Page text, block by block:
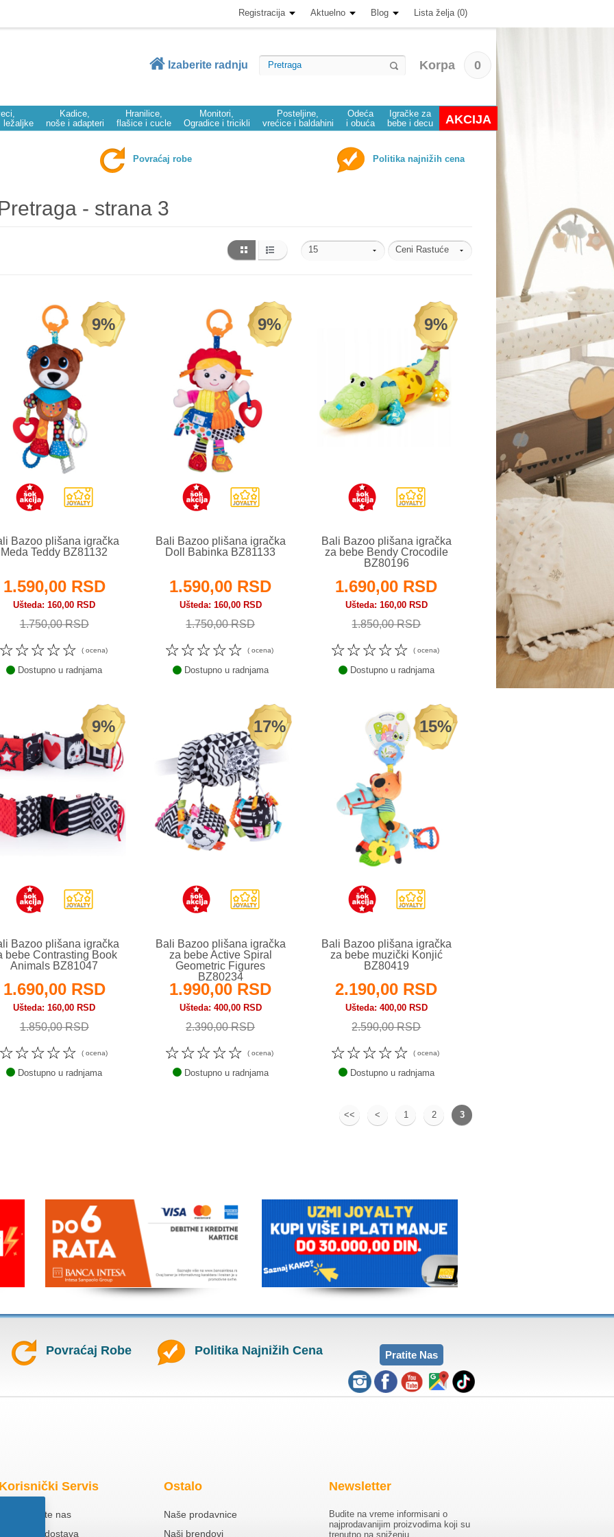
Registracija Aktuelno Blog Lista želja (0)
Izaberite radnju Korpa 0
ležaljke
Kadice,
noše i adapteri
Hranilice,
flašice i cucle
Monitori,
Ogradice i tricikli
Posteljine,
vrećice i baldahini
Odeća
i obuća
Igračke za
bebe i decu
AKCIJA
Povraćaj robe Politika najnižih cena
- strana 3
9%
Bazoo plišana igračka
Meda Teddy BZ81132
1.590,00 RSD
Ušteda 160,00 RSD
1.750,00 RSD
☆
☆
☆
☆ ( ocena)
Dostupno u radnjama
9%
Bali Bazoo plišana igračka
Doll Babinka BZ81133
1.590,00 RSD
Ušteda 160,00 RSD
1.750,00 RSD
☆
☆
☆
☆
☆ ( ocena)
Dostupno u radnjama
9%
Bali Bazoo plišana igračka
za bebe Bendy Crocodile
BZ80196
1.690,00 RSD
Ušteda 160,00 RSD
1.850,00 RSD
☆
☆
☆
☆
☆ ( ocena)
Dostupno u radnjama
9%
Bazoo plišana igračka
bebe Contrasting Book
Animals BZ81047
1.690,00 RSD
Ušteda 160,00 RSD
1.850,00 RSD
☆
☆
☆
☆ ( ocena)
Dostupno u radnjama
17%
Bali Bazoo plišana igračka
za bebe Active Spiral
Geometric Figures
BZ80234
1.990,00 RSD
Ušteda 400,00 RSD
2.390,00 RSD
☆
☆
☆
☆
☆ ( ocena)
Dostupno u radnjama
15%
Bali Bazoo plišana igračka
za bebe muzički Konjić
BZ80419
2.190,00 RSD
Ušteda 400,00 RSD
2.590,00 RSD
☆
☆
☆
☆
☆ ( ocena)
Dostupno u radnjama
<< < 1 2 3
Povraćaj Robe Politika Najnižih Cena Pratite Nas
Servis
nas
dostava
Ostalo
Naše prodavnice
Naši brendovi
Newsletter
Budite na vreme informisani o
najprodavanijim proizvodima koji su
trenutno na sniženju.